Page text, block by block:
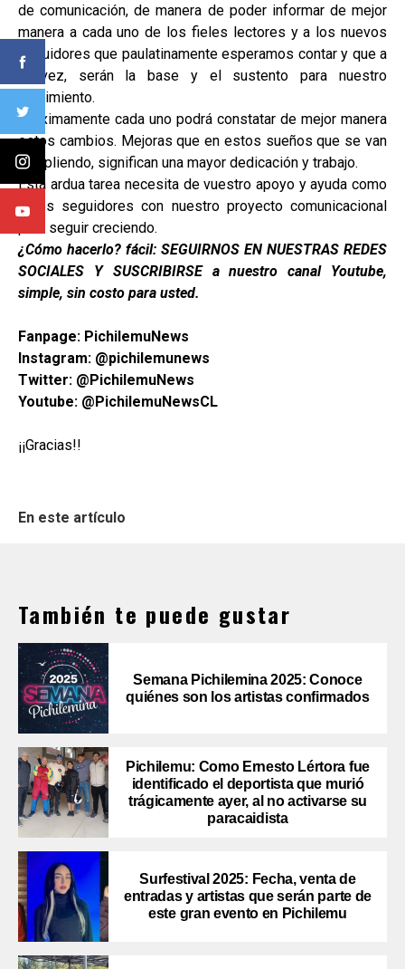
de comunicación, de manera de poder informar de mejor
manera a cada uno de los fieles lectores y a los nuevos
seguidores que paulatinamente esperamos contar y que a
la vez, serán la base y el sustento para nuestro
crecimiento.
Próximamente cada uno podrá constatar de mejor manera
estos cambios. Mejoras que en estos sueños que se van
cumpliendo, significan una mayor dedicación y trabajo.
Esta ardua tarea necesita de vuestro apoyo y ayuda como
fieles seguidores con nuestro proyecto comunicacional
para seguir creciendo.
¿Cómo hacerlo? fácil: SEGUIRNOS EN NUESTRAS REDES
SOCIALES Y SUSCRIBIRSE a nuestro canal Youtube,
simple, sin costo para usted.
Fanpage: PichilemuNews
Instagram: @pichilemunews
Twitter: @PichilemuNews
Youtube: @PichilemuNewsCL
¡¡Gracias!!
En este artículo
También te puede gustar
Semana Pichilemina 2025: Conoce
quiénes son los artistas confirmados
Pichilemu: Como Ernesto Lértora fue
identificado el deportista que murió
trágicamente ayer, al no activarse su
paracaidista
Surfestival 2025: Fecha, venta de
entradas y artistas que serán parte de
este gran evento en Pichilemu